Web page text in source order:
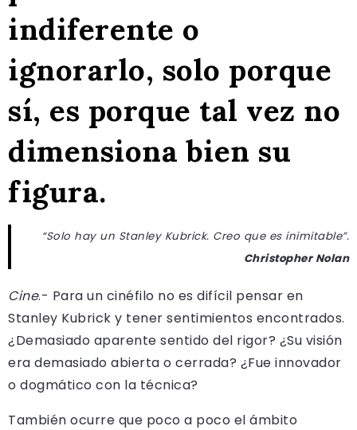
indiferente o
ignorarlo, solo porque
sí, es porque tal vez no
dimensiona bien su
figura.
“Solo hay un Stanley Kubrick. Creo que es inimitable”.
Christopher Nolan
Cine.- Para un cinéfilo no es difícil pensar en
Stanley Kubrick y tener sentimientos encontrados.
¿Demasiado aparente sentido del rigor? ¿Su visión
era demasiado abierta o cerrada? ¿Fue innovador
o dogmático con la técnica?
También ocurre que poco a poco el ámbito